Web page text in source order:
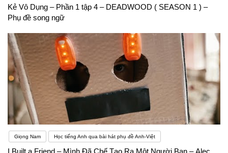
Kẻ Vô Dụng – Phần 1 tập 4 – DEADWOOD ( SEASON 1 ) –
Phụ đề song ngữ
Giọng Nam Học tiếng Anh qua bài hát phụ đề Anh-Việt
I Built a Friend – Mình Đã Chế Tạo Ra Một Người Bạn – Alec